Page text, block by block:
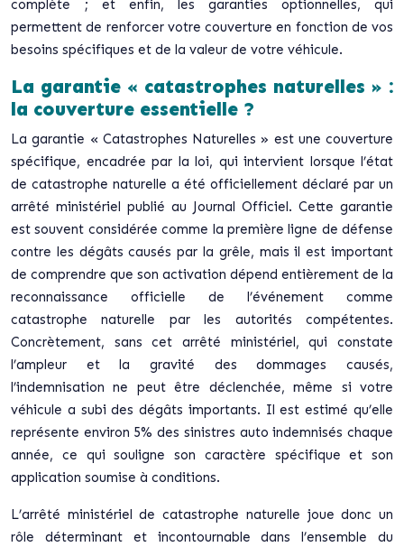
complète ; et enfin, les garanties optionnelles, qui
permettent de renforcer votre couverture en fonction de vos
besoins spécifiques et de la valeur de votre véhicule.
La garantie « catastrophes naturelles » :
la couverture essentielle ?
La garantie « Catastrophes Naturelles » est une couverture
spécifique, encadrée par la loi, qui intervient lorsque l’état
de catastrophe naturelle a été officiellement déclaré par un
arrêté ministériel publié au Journal Officiel. Cette garantie
est souvent considérée comme la première ligne de défense
contre les dégâts causés par la grêle, mais il est important
de comprendre que son activation dépend entièrement de la
reconnaissance officielle de l’événement comme
catastrophe naturelle par les autorités compétentes.
Concrètement, sans cet arrêté ministériel, qui constate
l’ampleur et la gravité des dommages causés,
l’indemnisation ne peut être déclenchée, même si votre
véhicule a subi des dégâts importants. Il est estimé qu’elle
représente environ 5% des sinistres auto indemnisés chaque
année, ce qui souligne son caractère spécifique et son
application soumise à conditions.
L’arrêté ministériel de catastrophe naturelle joue donc un
rôle déterminant et incontournable dans l’ensemble du